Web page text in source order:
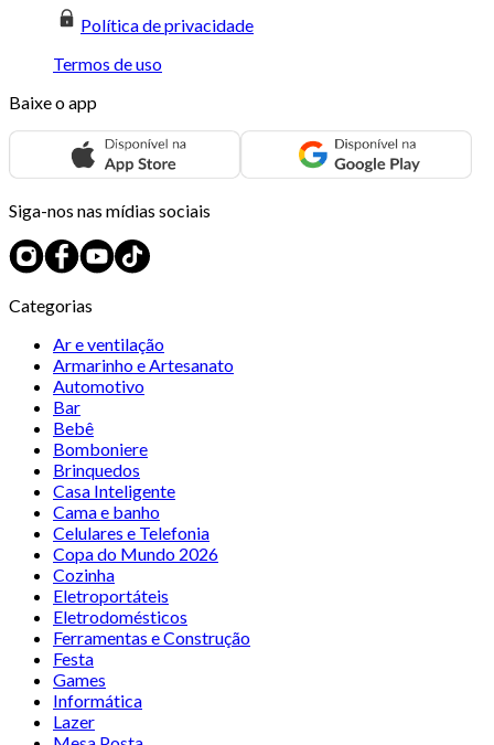
Política de privacidade
Termos de uso
Baixe o app
Siga-nos nas mídias sociais
Categorias
Ar e ventilação
Armarinho e Artesanato
Automotivo
Bar
Bebê
Bomboniere
Brinquedos
Casa Inteligente
Cama e banho
Celulares e Telefonia
Copa do Mundo 2026
Cozinha
Eletroportáteis
Eletrodomésticos
Ferramentas e Construção
Festa
Games
Informática
Lazer